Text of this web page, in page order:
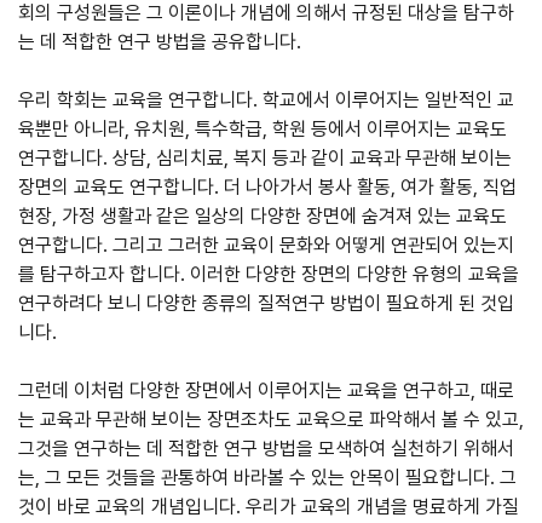
회의 구성원들은 그 이론이나 개념에 의해서 규정된 대상을 탐구하
는 데 적합한 연구 방법을 공유합니다.
우리 학회는 교육을 연구합니다. 학교에서 이루어지는 일반적인 교
육뿐만 아니라, 유치원, 특수학급, 학원 등에서 이루어지는 교육도
연구합니다. 상담, 심리치료, 복지 등과 같이 교육과 무관해 보이는
장면의 교육도 연구합니다. 더 나아가서 봉사 활동, 여가 활동, 직업
현장, 가정 생활과 같은 일상의 다양한 장면에 숨겨져 있는 교육도
연구합니다. 그리고 그러한 교육이 문화와 어떻게 연관되어 있는지
를 탐구하고자 합니다. 이러한 다양한 장면의 다양한 유형의 교육을
연구하려다 보니 다양한 종류의 질적연구 방법이 필요하게 된 것입
니다.
그런데 이처럼 다양한 장면에서 이루어지는 교육을 연구하고, 때로
는 교육과 무관해 보이는 장면조차도 교육으로 파악해서 볼 수 있고,
그것을 연구하는 데 적합한 연구 방법을 모색하여 실천하기 위해서
는, 그 모든 것들을 관통하여 바라볼 수 있는 안목이 필요합니다. 그
것이 바로 교육의 개념입니다. 우리가 교육의 개념을 명료하게 가질